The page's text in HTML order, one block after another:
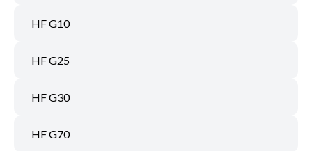
HF G10
HF G25
HF G30
HF G70